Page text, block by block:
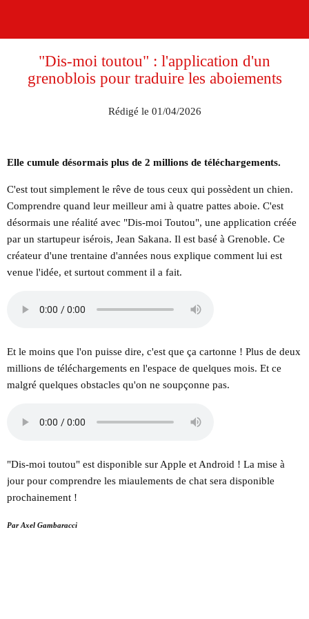
"Dis-moi toutou" : l'application d'un
grenoblois pour traduire les aboiements
Rédigé le 01/04/2026
Elle cumule désormais plus de 2 millions de téléchargements.
C'est tout simplement le rêve de tous ceux qui possèdent un chien.
Comprendre quand leur meilleur ami à quatre pattes aboie. C'est
désormais une réalité avec "Dis-moi Toutou", une application créée
par un startupeur isérois, Jean Sakana. Il est basé à Grenoble. Ce
créateur d'une trentaine d'années nous explique comment lui est
venue l'idée, et surtout comment il a fait.
Et le moins que l'on puisse dire, c'est que ça cartonne ! Plus de deux
millions de téléchargements en l'espace de quelques mois. Et ce
malgré quelques obstacles qu'on ne soupçonne pas.
"Dis-moi toutou" est disponible sur Apple et Android ! La mise à
jour pour comprendre les miaulements de chat sera disponible
prochainement !
Par Axel Gambaracci